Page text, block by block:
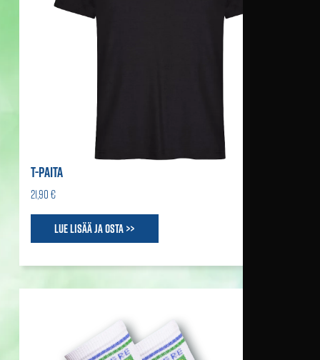
T-PAITA
21,90 €
Lue lisää ja osta >>